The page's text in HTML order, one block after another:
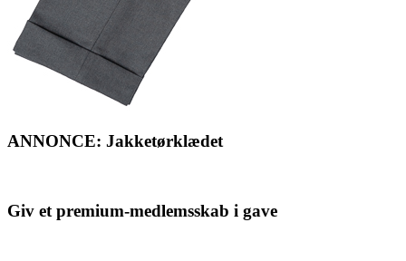
ANNONCE: Jakketørklædet
Giv et premium-medlemsskab i gave